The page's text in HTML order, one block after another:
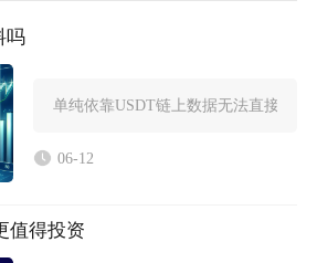
吗
单纯依靠USDT链上数据无法直接查
06-12
值得投资